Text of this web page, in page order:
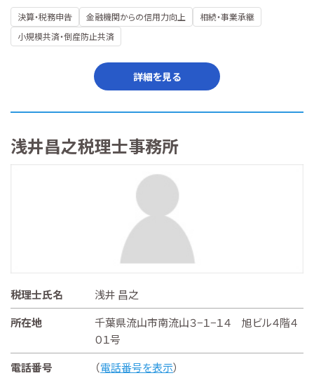
決算・税務申告 金融機関からの信用力向上
相続・事業承継
小規模共済・倒産防止共済
詳細を見る
浅井昌之税理士事務所
税理士氏名
浅井 昌之
所在地
千葉県流山市南流山３−１−１４ 旭ビル４階４
０１号
電話番号
（電話番号を表示）